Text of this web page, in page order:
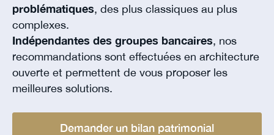
problématiques, des plus classiques au plus
complexes.
Indépendantes des groupes bancaires, nos
recommandations sont effectuées en architecture
ouverte et permettent de vous proposer les
meilleures solutions.
Demander un bilan patrimonial